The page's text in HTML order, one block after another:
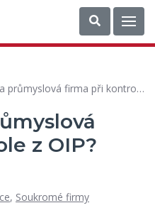
firma při kontrole z OIP?
z OIP?
, Soukromé firmy